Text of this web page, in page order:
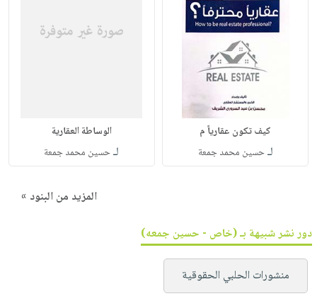
كيف تكون عقارياً م
لـحسين محمد جمعة
الوساطة العقارية
لـحسين محمد جمعة
المزيد من البنود »
دور نشر شبيهة بـ (خاص - حسين جمعه)
منشورات الحلبي الحقوقية